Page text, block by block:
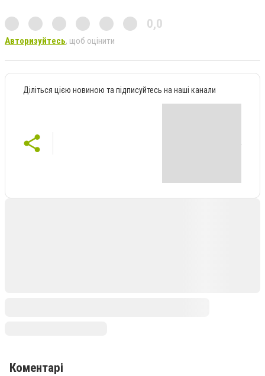
0,0
Авторизуйтесь, щоб оцінити
Діліться цією новиною та підписуйтесь на наші канали
Коментарі